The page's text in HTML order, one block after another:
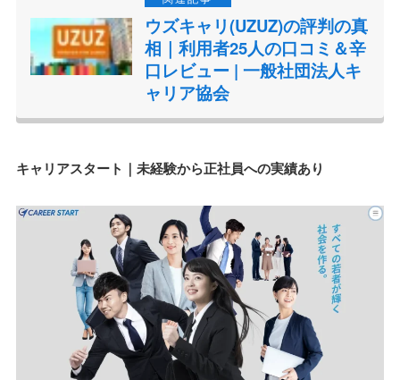
ウズキャリ(UZUZ)の評判の真
相｜利用者25人の口コミ＆辛
口レビュー | 一般社団法人キ
ャリア協会
キャリアスタート｜未経験から正社員への実績あり